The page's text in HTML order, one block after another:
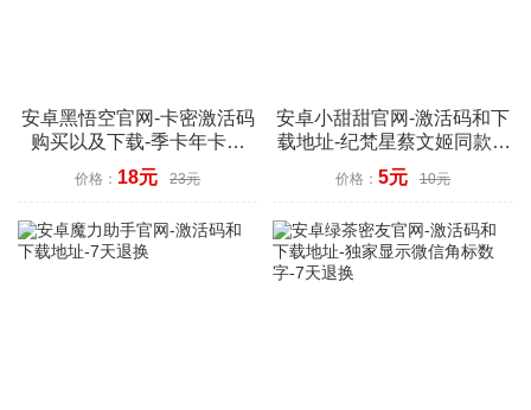
安卓黑悟空官网-卡密激活码
购买以及下载-季卡年卡授
权-7天退换
价格： 18元 23元
安卓小甜甜官网-激活码和下
载地址-纪梵星蔡文姬同款-7
天退换
价格： 5元 10元